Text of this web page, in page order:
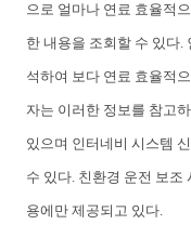
으로 얼마나 연료 효율적
한 내용을 조회할 수 있다.
석하여 보다 연료 효율적
자는 이러한 정보를 참고
있으며 인터네비 시스템
수 있다. 친환경 운전 보조
용에만 제공되고 있다.